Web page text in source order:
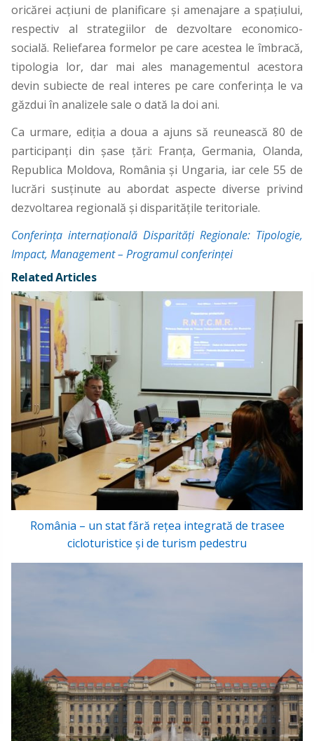
oricărei acţiuni de planificare şi amenajare a spaţiului,
respectiv al strategiilor de dezvoltare economico-
socială. Reliefarea formelor pe care acestea le îmbracă,
tipologia lor, dar mai ales managementul acestora
devin subiecte de real interes pe care conferinţa le va
găzdui în analizele sale o dată la doi ani.
Ca urmare, ediţia a doua a ajuns să reunească 80 de
participanţi din şase ţări: Franţa, Germania, Olanda,
Republica Moldova, România şi Ungaria, iar cele 55 de
lucrări susţinute au abordat aspecte diverse privind
dezvoltarea regională şi disparităţile teritoriale.
Conferinţa internaţională Disparităţi Regionale: Tipologie,
Impact, Management – Programul conferinţei
Related Articles
România – un stat fără reţea integrată de trasee
cicloturistice şi de turism pedestru